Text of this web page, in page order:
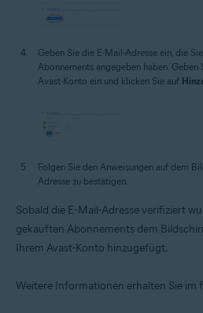
Geben Sie die E-Mail-Adresse ein, die
Abonnements angegeben haben. Geben
Avast-Konto ein und klicken Sie auf
Folgen Sie den Anweisungen auf dem
Adresse zu bestätigen.
Sobald die E-Mail-Adresse verifiziert
gekauften Abonnements dem
Ihrem Avast-Konto hinzugefügt.
Weitere Informationen erhalten Sie im